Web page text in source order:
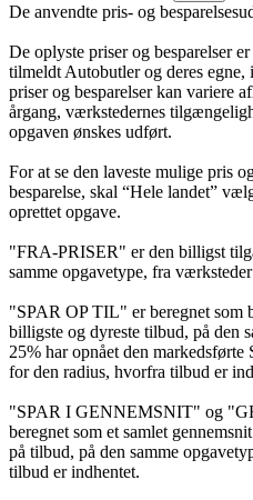
De anvendte pris- og
De oplyste priser og besparelser
tilmeldt Autobutler og deres
priser og besparelser kan variere
årgang, værkstedernes
opgaven ønskes udført.
For at se den laveste mulige pris
besparelse, skal “Hele landet”
oprettet opgave.
"FRA-PRISER" er den billigst
samme opgavetype, fra
"SPAR OP TIL" er beregnet som
billigste og dyreste tilbud, på den
25% har opnået den
for den radius, hvorfra tilbud er
"SPAR I GENNEMSNIT" og
beregnet som et samlet
på tilbud, på den samme
tilbud er indhentet.